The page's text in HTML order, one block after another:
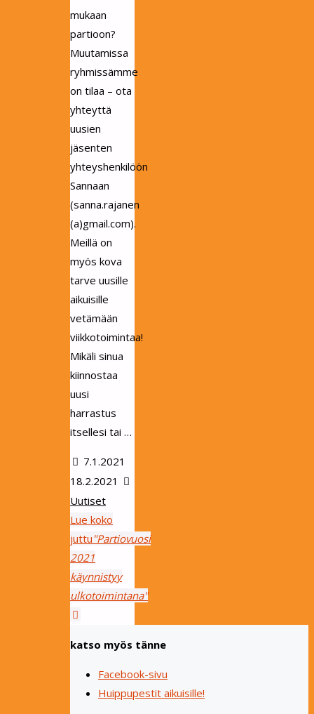
mukaan
partioon?
Muutamissa
ryhmissämme
on tilaa – ota
yhteyttä
uusien
jäsenten
yhteyshenkilöön
Sannaan
(sanna.rajanen
(a)gmail.com).
Meillä on
myös kova
tarve uusille
aikuisille
vetämään
viikkotoimintaa!
Mikäli sinua
kiinnostaa
uusi
harrastus
itsellesi tai …
7.1.2021
18.2.2021
Uutiset
Lue koko
juttu "Partiovuosi
2021
käynnistyy
ulkotoimintana"
katso myös tänne
Facebook-sivu
Huippupestit aikuisille!